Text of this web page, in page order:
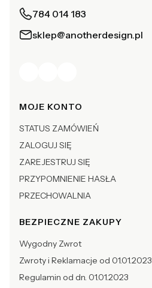
784 014 183
sklep@anotherdesign.pl
Linki w stopce
MOJE KONTO
STATUS ZAMÓWIEŃ
ZALOGUJ SIĘ
ZAREJESTRUJ SIĘ
PRZYPOMNIENIE HASŁA
PRZECHOWALNIA
BEZPIECZNE ZAKUPY
Wygodny Zwrot
Zwroty i Reklamacje od 01.01.2023
Regulamin od dn. 01.01.2023